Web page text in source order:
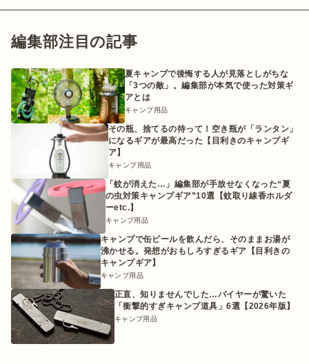
編集部注目の記事
夏キャンプで後悔する人が見落としがちな
「3つの敵」。編集部が本気で使った対策ギ
アとは
キャンプ用品
その瓶、捨てるの待って！空き瓶が「ランタン」
になるギアが最高だった【目利きのキャンプギ
ア】
キャンプ用品
「蚊が消えた…」編集部が手放せなくなった“夏
の虫対策キャンプギア”10選【蚊取り線香ホルダ
ーetc.】
キャンプ用品
キャンプで缶ビールを飲んだら、そのままお湯が
沸かせる。発想がおもしろすぎるギア【目利きの
キャンプギア】
キャンプ用品
正直、知りませんでした…バイヤーが驚いた
「衝撃的すぎキャンプ道具」6選【2026年版】
キャンプ用品